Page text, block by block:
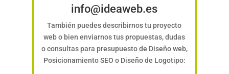
info@ideaweb.es
También puedes describirnos tu proyecto
web o bien enviarnos tus propuestas, dudas
o consultas para presupuesto de Diseño web,
Posicionamiento SEO o Diseño de Logotipo: